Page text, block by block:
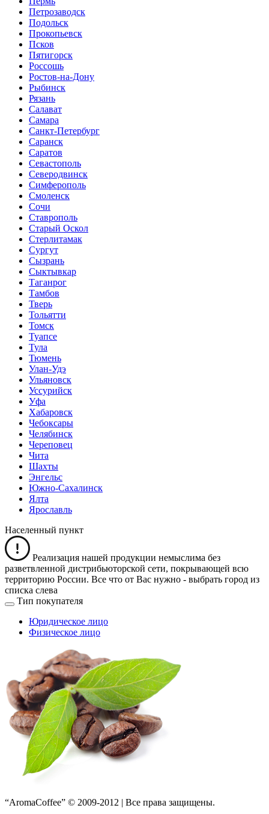
Петрозаводск
Подольск
Прокопьевск
Псков
Пятигорск
Россошь
Ростов-на-Дону
Рыбинск
Рязань
Салават
Самара
Санкт-Петербург
Саранск
Саратов
Севастополь
Северодвинск
Симферополь
Смоленск
Сочи
Ставрополь
Старый Оскол
Стерлитамак
Сургут
Сызрань
Сыктывкар
Таганрог
Тамбов
Тверь
Тольятти
Томск
Туапсе
Тула
Тюмень
Улан-Удэ
Ульяновск
Уссурийск
Уфа
Хабаровск
Чебоксары
Челябинск
Череповец
Чита
Шахты
Энгельс
Южно-Сахалинск
Ялта
Ярославль
Населенный пункт
Реализация нашей продукции немыслима без
разветвленной дистрибьюторской сети, покрывающей всю
территорию России. Все что от Вас нужно - выбрать город из
списка слева
Тип покупателя
Юридическое лицо
Физическое лицо
“AromaCoffee” © 2009-2012 | Все права защищены.